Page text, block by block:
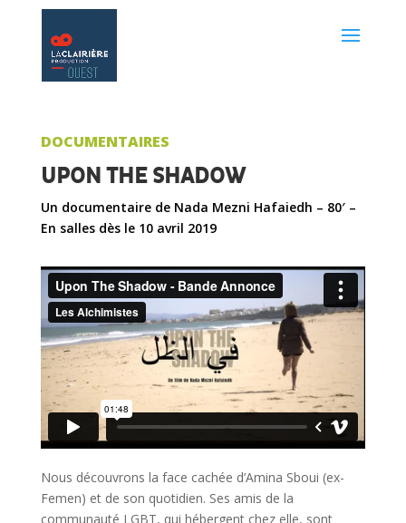
DOCUMENTAIRES
UPON THE SHADOW
Un documentaire de Nada Mezni Hafaiedh – 80′ –
En salles dès le 10 avril 2019
Nous découvrons la face cachée d’Amina Sboui (ex-
Femen) et de son quotidien. Ses amis de la
communauté LGBT, qui hébergent chez elle, sont